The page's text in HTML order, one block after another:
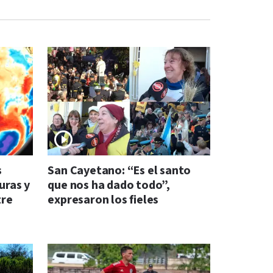
y
San Cayetano: “Es el santo
que nos ha dado todo”,
expresaron los fieles